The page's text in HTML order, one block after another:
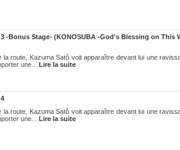
-Bonus Stage- (KONOSUBA -God's Blessing on This
route, Kazuma Satô voit apparaître devant lui une
une... Lire la suite
route, Kazuma Satô voit apparaître devant lui une
une... Lire la suite